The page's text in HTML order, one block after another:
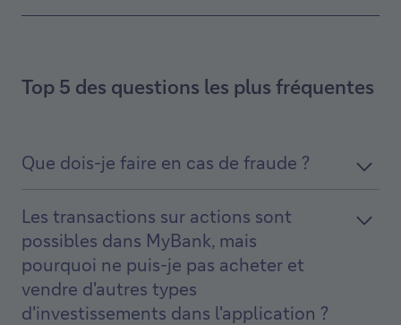
Top 5 des questions les plus fréquentes
Que dois-je faire en cas de fraude ?
Les transactions sur actions sont
possibles dans MyBank, mais
pourquoi ne puis-je pas acheter et
vendre d'autres types
d'investissements dans l'application ?